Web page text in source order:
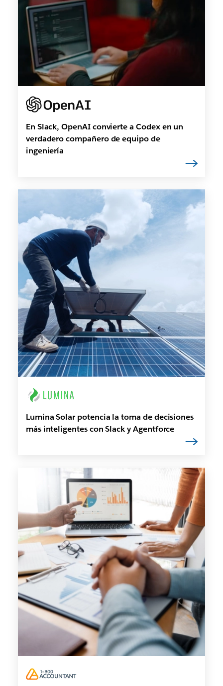
En Slack, OpenAI convierte a Codex en un
verdadero compañero de equipo de
ingeniería
Lumina Solar potencia la toma de decisiones
más inteligentes con Slack y Agentforce